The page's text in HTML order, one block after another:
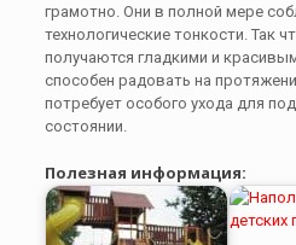
грамотно. Они в полной мере
технологические тонкости. Так
получаются гладкими и
способен радовать на
потребует особого ухода для
состоянии.
Полезная информация: